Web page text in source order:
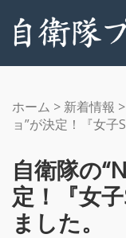
ホーム > 新着情報 >
ョ”が決定！『女子
自衛隊の
定！『女
ました。